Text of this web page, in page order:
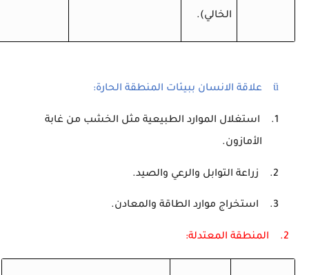
الخالي).
ü علاقة الانسان ببيئات المنطقة الحارة:
1.
استغلال الموارد الطبيعية مثل الخشب من غابة
الأمازون.
2. زراعة التوابل والرعي والصيد.
3. استخراج موارد الطاقة والمعادن.
2. المنطقة المعتدلة: